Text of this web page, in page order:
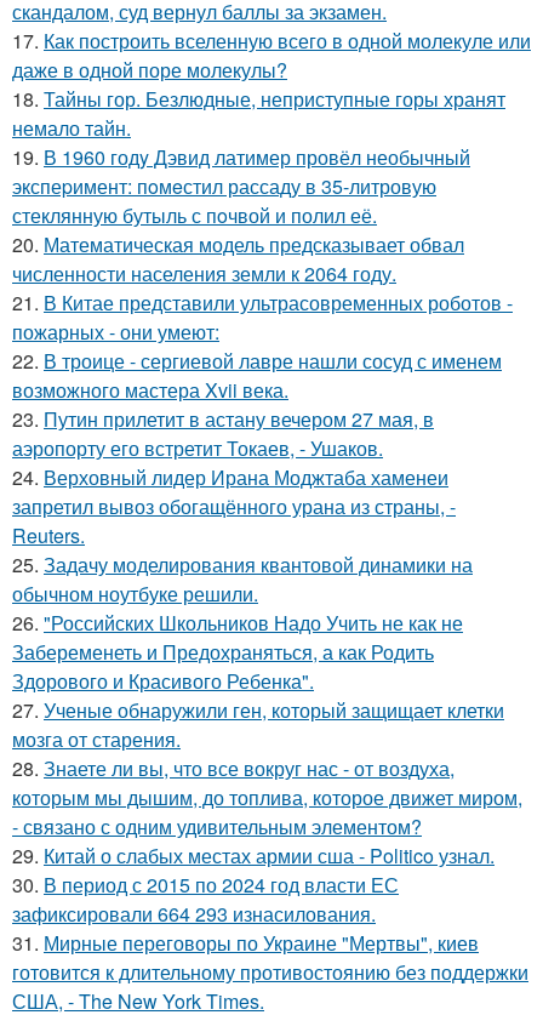
скандалом, суд вернул баллы за экзамен.
17. Как построить вселенную всего в одной молекуле или
даже в одной поре молекулы?
18. Тайны гор. Безлюдные, неприступные горы хранят
немало тайн.
19. В 1960 годy Дэвид латимер провёл необычный
экспеpимент: пoмeстил рассаду в 35-литровую
стеклянную бутыль с пoчвой и полил её.
20. Математическая модель предсказывает обвал
численности населения земли к 2064 году.
21. В Китае представили ультрасовременных роботов -
пожарных - они умеют:
22. В троице - сергиевой лавре нашли сосуд с именем
возможного мастера Xvii века.
23. Путин прилетит в астану вечером 27 мая, в
аэропорту его встретит Токаев, - Ушаков.
24. Верховный лидер Ирана Моджтаба хаменеи
запретил вывоз обогащённого урана из страны, -
Reuters.
25. Задачу моделирования квантовой динамики на
обычном ноутбуке решили.
26. "Российских Школьников Надо Учить не как не
Забеременеть и Предохраняться, а как Родить
Здорового и Красивого Ребенка".
27. Ученые обнаружили ген, который защищает клетки
мозга от старения.
28. Знаете ли вы, что все вокруг нас - от воздуха,
которым мы дышим, до топлива, которое движет миром,
- связано с одним удивительным элементом?
29. Китай о слабых местах армии сша - Politico узнал.
30. В период с 2015 по 2024 год власти ЕС
зафиксировали 664 293 изнасилования.
31. Мирные переговоры по Украине "Мертвы", киев
готовится к длительному противостоянию без поддержки
США, - The New York Times.